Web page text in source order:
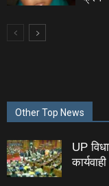
Other Top News
UP